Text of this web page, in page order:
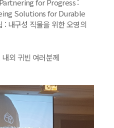
for Progress :
Solutions for Durable
: 내구성 직물을 위한 오영의
외 귀빈 여러분께